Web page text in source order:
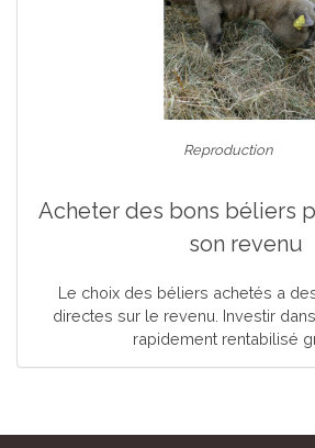
Reproduction
Acheter des bons béliers
son revenu
Le choix des béliers achetés a
directes sur le revenu. Investir
rapidement rentabilisé